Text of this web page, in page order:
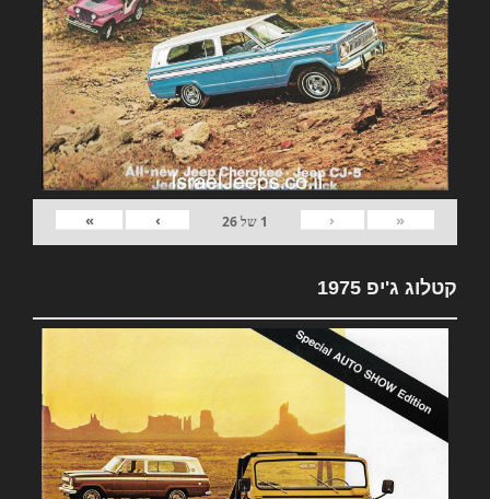
«
‹
1 של26
›
»
קטלוג ג'יפ 1975